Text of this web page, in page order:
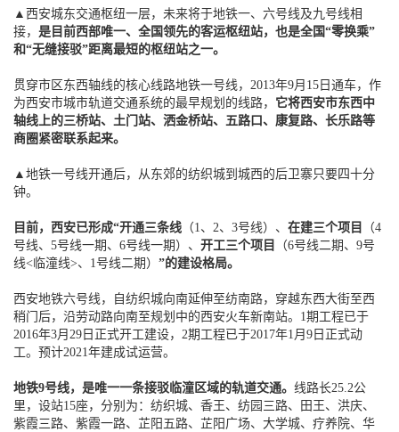
▲ 西安城东交通枢纽一层，未来将于地铁一、六号线及九号线相
接， 是目前西部唯一、全国领先的客运枢纽站，也是全国“零换乘”
和“无缝接驳”距离最短的枢纽站之一。
贯穿市区东西轴线的核心线路地铁一号线，2013年9月15日通车，作
为西安市城市轨道交通系统的最早规划的线路， 它将西安市东西中
轴线上的三桥站、土门站、洒金桥站、五路口、康复路、长乐路等
商圈紧密联系起来。
▲地铁一号线开通后，从东郊的纺织城到城西的后卫寨只要四十分
钟。
目前，西安已形成“开通三条线 （1、2、3号线） 、 在建三个项目
（4
号线、5号线一期、6号线一期） 、 开工三个项目
（6号线二期、9号
线<临潼线>、1号线二期） ”的建设格局。
西安地铁六号线，自纺织城向南延伸至纺南路，穿越东西大街至西
稍门后，沿劳动路向南至规划中的西安火车新南站。1期工程已于
2016年3月29日正式开工建设，2期工程已于2017年1月9日正式动
工。预计2021年建成试运营。
地铁9号线，是唯一一条接驳临潼区域的轨道交通。 线路长25.2公
里，设站15座，分别为：纺织城、香王、纺园三路、田王、洪庆、
紫霞三路、紫霞一路、芷阳五路、芷阳广场、大学城、疗养院、华